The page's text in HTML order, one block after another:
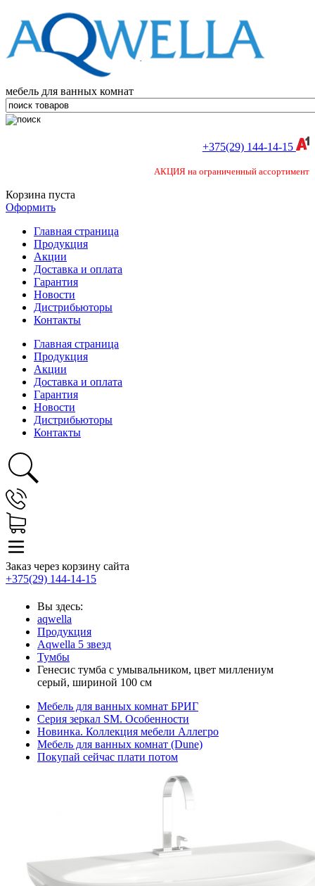
мебель для ванных комнат
+375(29) 144-14-15
АКЦИЯ на ограниченный ассортимент
Корзина пуста
Оформить
Главная страница
Продукция
Акции
Доставка и оплата
Гарантия
Новости
Дистрибьюторы
Контакты
Главная страница
Продукция
Акции
Доставка и оплата
Гарантия
Новости
Дистрибьюторы
Контакты
Заказ через корзину сайта
+375(29) 144-14-15
Вы здесь:
aqwella
Продукция
Aqwella 5 звезд
Тумбы
Генесис тумба с умывальником, цвет миллениум
серый, шириной 100 см
Мебель для ванных комнат БРИГ
Серия зеркал SM. Особенности
Новинка. Коллекция мебели Аллегро
Мебель для ванных комнат (Dune)
Покупай сейчас плати потом